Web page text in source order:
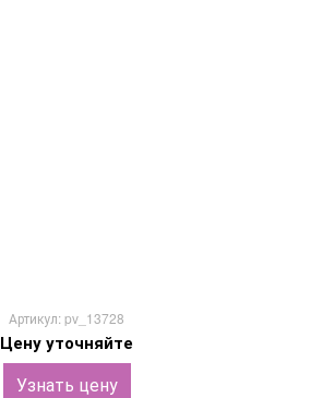
Артикул: pv_13728
Цену уточняйте
Узнать цену